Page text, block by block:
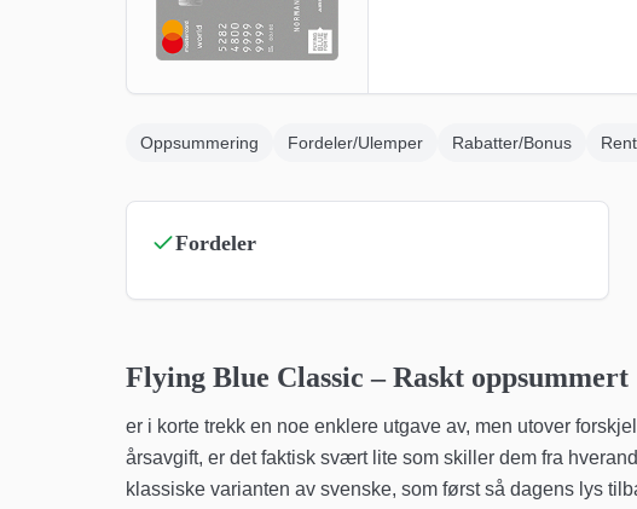
Oppsummering Fordeler/Ulemper Rabatter/Bonus
Fordeler
Flying Blue Classic – Raskt oppsummert
er i korte trekk en noe enklere utgave av, men utover
årsavgift, er det faktisk svært lite som skiller dem fra
klassiske varianten av svenske, som først så dagens lys